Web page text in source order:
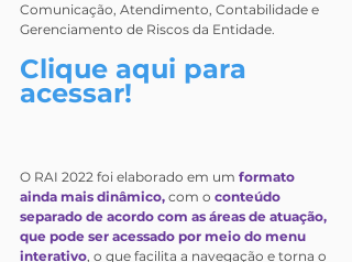
Comunicação, Atendimento, Contabilidade e
Gerenciamento de Riscos da Entidade.
Clique aqui para
acessar!
O RAI 2022 foi elaborado em um formato
ainda mais dinâmico, com o conteúdo
separado de acordo com as áreas de atuação,
que pode ser acessado por meio do menu
interativo, o que facilita a navegação e torna o